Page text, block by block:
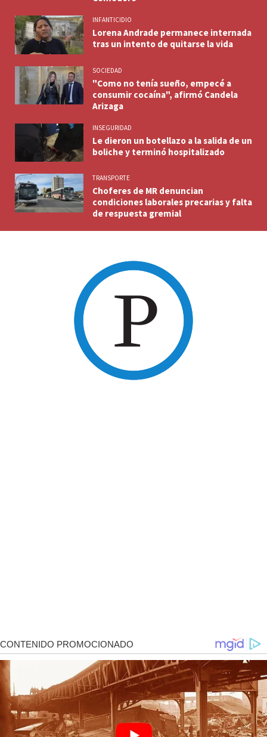
INFANTICIDIO
Lorena Andrade permanece internada
tras un intento de quitarse la vida
SOCIEDAD
"Como no tenía sueño, empecé a
consumir cocaína", afirmó Candela
Arizaga
INSEGURIDAD
Le dieron un botellazo a la salida de un
boliche y terminó hospitalizado
TRANSPORTE
Choferes de MR denuncian
condiciones laborales precarias y falta
de respuesta gremial